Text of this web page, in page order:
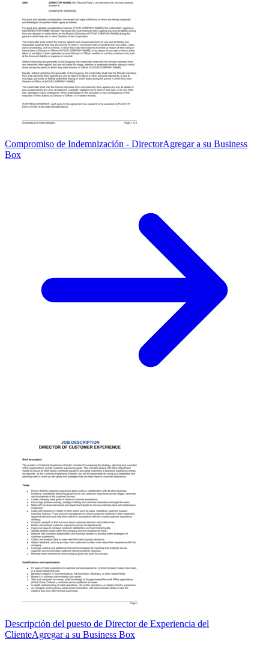
Compromiso de Indemnización - DirectorAgregar a su Business
Box
Descripción del puesto de Director de Experiencia del
ClienteAgregar a su Business Box